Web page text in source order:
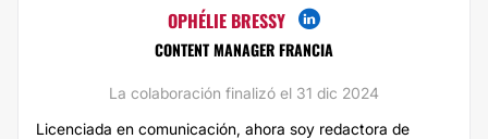
OPHÉLIE BRESSY
CONTENT MANAGER FRANCIA
La colaboración finalizó el 31 dic 2024
Licenciada en comunicación, ahora soy redactora de